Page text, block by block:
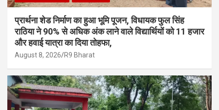
प्रार्थना शेड निर्माण का हुआ भूमि पूजन, विधायक फुल सिंह
राठिया ने 90% से अधिक अंक लाने वाले विद्यार्थियों को 11 हजार
और हवाई यात्रा का दिया तोहफा,
August 8, 2026 R9 Bharat